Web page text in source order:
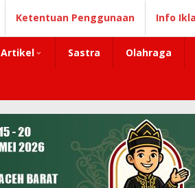
Ketentuan Penggunaan Info
Artikel Sastra Olahraga